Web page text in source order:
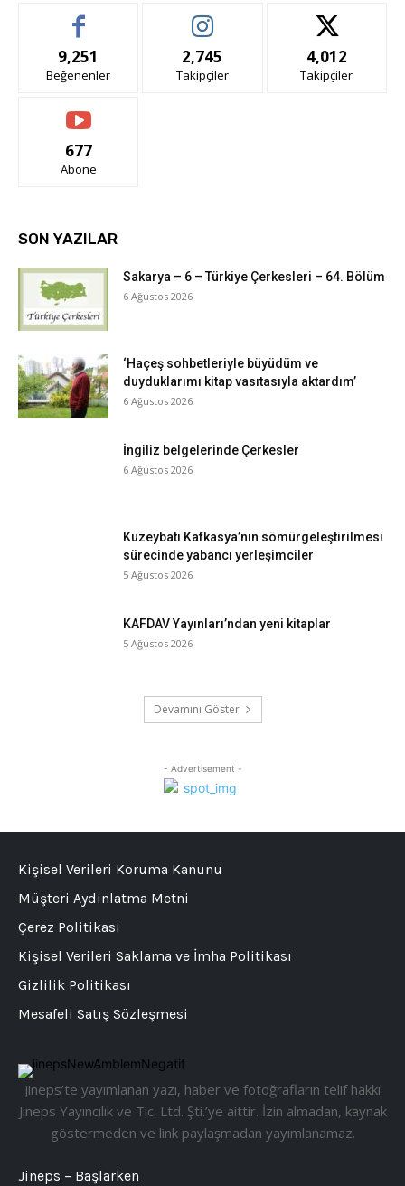
9,251
Beğenenler
2,745
Takipçiler
4,012
Takipçiler
677
Abone
SON YAZILAR
Sakarya – 6 – Türkiye Çerkesleri – 64. Bölüm
6 Ağustos 2026
‘Haçeş sohbetleriyle büyüdüm ve
duyduklarımı kitap vasıtasıyla aktardım’
6 Ağustos 2026
İngiliz belgelerinde Çerkesler
6 Ağustos 2026
Kuzeybatı Kafkasya’nın sömürgeleştirilmesi
sürecinde yabancı yerleşimciler
5 Ağustos 2026
KAFDAV Yayınları’ndan yeni kitaplar
5 Ağustos 2026
Devamını Göster
- Advertisement -
Jineps’te yayımlanan yazı, haber ve fotoğrafların telif hakkı
Jineps Yayıncılık ve Tic. Ltd. Şti.’ye aittir. İzin almadan, kaynak
göstermeden ve link paylaşmadan yayımlanamaz.
Jineps – Başlarken
Kişisel Verileri Koruma Kanunu
Müşteri Aydınlatma Metni
Çerez Politikası
Kişisel Verileri Saklama ve İmha Politikası
Gizlilik Politikası
Mesafeli Satış Sözleşmesi